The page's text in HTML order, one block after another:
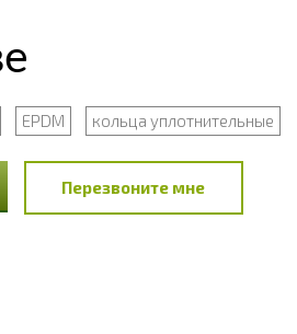
EPDM кольца уплотнительные
Перезвоните мне